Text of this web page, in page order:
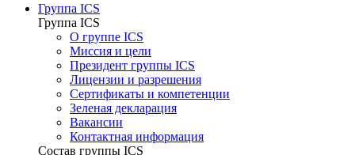
Группа ICS
Группа ICS
О группе ICS
Миссия и цели
Президент группы ICS
Лицензии и разрешения
Сертификаты и компетенции
Зеленая декларация
Вакансии
Контактная информация
Состав группы ICS